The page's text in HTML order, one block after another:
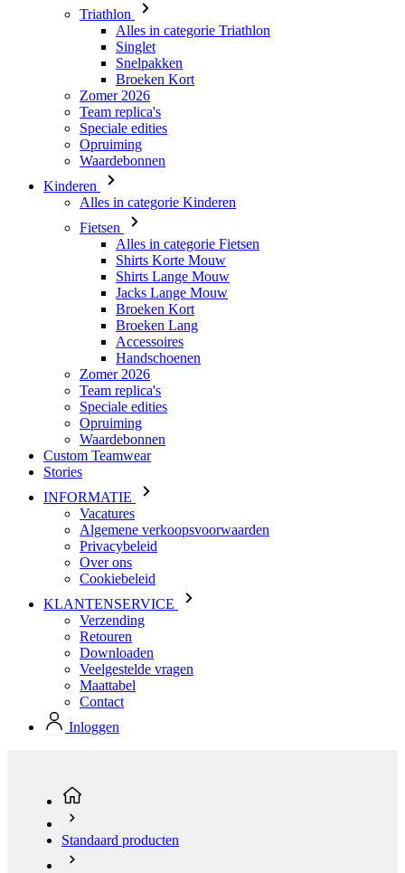
Triathlon
Alles in categorie Triathlon
Singlet
Snelpakken
Broeken Kort
Zomer 2026
Team replica's
Speciale edities
Opruiming
Waardebonnen
Kinderen
Alles in categorie Kinderen
Fietsen
Alles in categorie Fietsen
Shirts Korte Mouw
Shirts Lange Mouw
Jacks Lange Mouw
Broeken Kort
Broeken Lang
Accessoires
Handschoenen
Zomer 2026
Team replica's
Speciale edities
Opruiming
Waardebonnen
Custom Teamwear
Stories
INFORMATIE
Vacatures
Algemene verkoopsvoorwaarden
Privacybeleid
Over ons
Cookiebeleid
KLANTENSERVICE
Verzending
Retouren
Downloaden
Veelgestelde vragen
Maattabel
Contact
Inloggen
Standaard producten